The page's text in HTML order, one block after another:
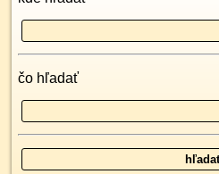
čo hľadať